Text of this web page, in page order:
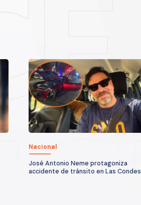
Nacional
José Antonio Neme protagoniza
accidente de tránsito en Las Condes